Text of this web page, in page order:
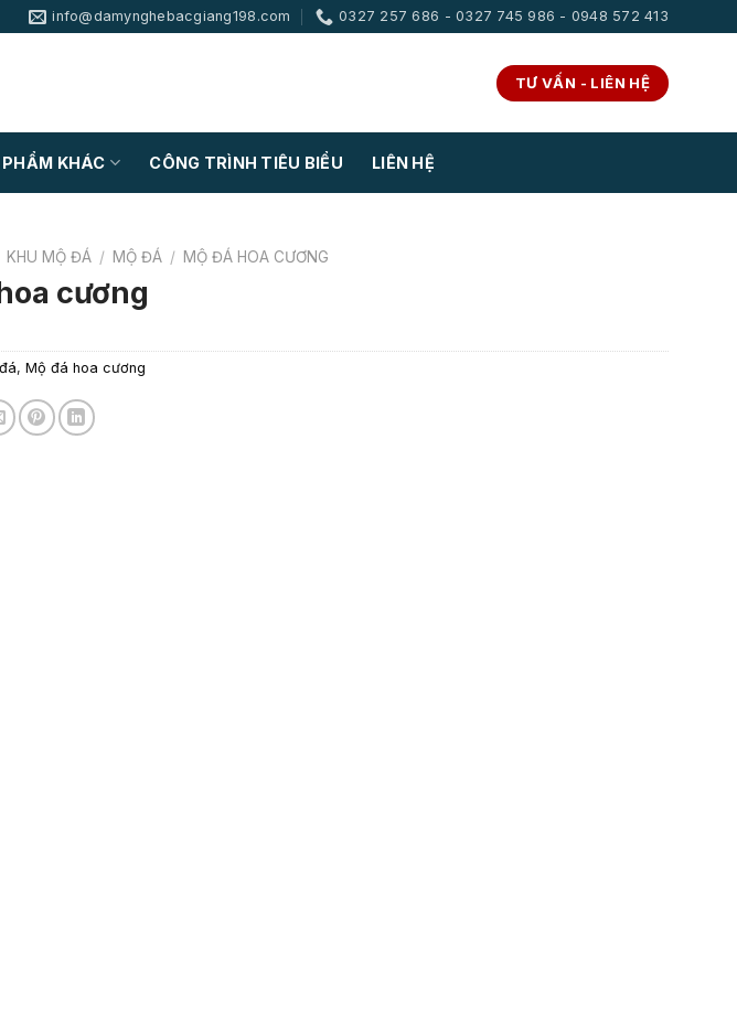
info@damynghebacgiang198.com 0327 257 686 - 0327 745 986 - 0948 572 413
TƯ VẤN - LIÊN HỆ
KHÁC CÔNG TRÌNH TIÊU BIỂU LIÊN HỆ
KHU MỘ ĐÁ / MỘ ĐÁ / MỘ ĐÁ HOA CƯƠNG
cương
, Mộ đá hoa cương